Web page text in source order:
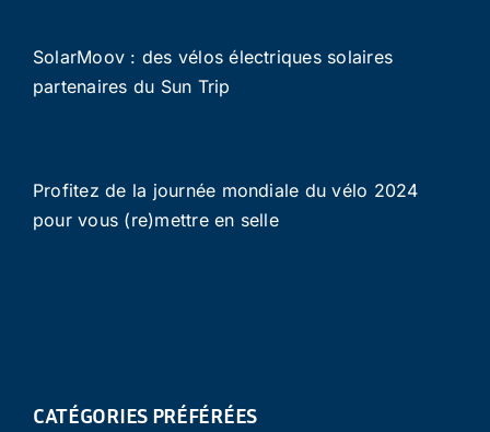
SolarMoov : des vélos électriques solaires
partenaires du Sun Trip
Profitez de la journée mondiale du vélo 2024
pour vous (re)mettre en selle
CATÉGORIES PRÉFÉRÉES